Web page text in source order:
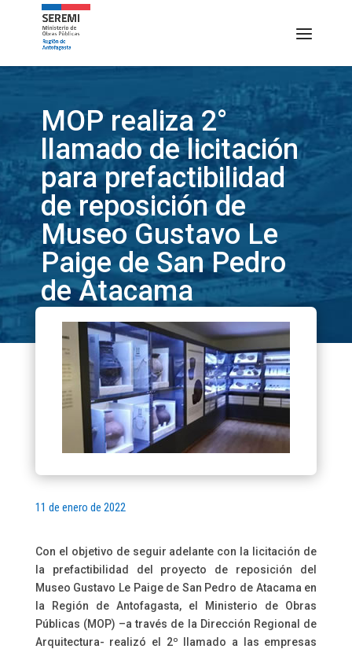
MOP realiza 2°
llamado de licitación
para prefactibilidad
de reposición de
Museo Gustavo Le
Paige de San Pedro
de Atacama
11 de enero de 2022
Con el objetivo de seguir adelante con la licitación de
la prefactibilidad del proyecto de reposición del
Museo Gustavo Le Paige de San Pedro de Atacama en
la Región de Antofagasta, el Ministerio de Obras
Públicas (MOP) –a través de la Dirección Regional de
Arquitectura- realizó el 2º llamado a las empresas